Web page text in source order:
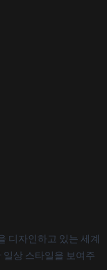
디자인하고 있는 세계
상 스타일을 보여주